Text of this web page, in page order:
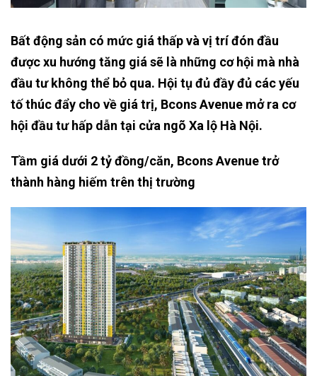
Bất động sản có mức giá thấp và vị trí đón đầu
được xu hướng tăng giá sẽ là những cơ hội mà nhà
đầu tư không thể bỏ qua. Hội tụ đủ đầy đủ các yếu
tố thúc đẩy cho về giá trị, Bcons Avenue mở ra cơ
hội đầu tư hấp dẫn tại cửa ngõ Xa lộ Hà Nội.
Tầm giá dưới 2 tỷ đồng/căn, Bcons Avenue trở
thành hàng hiếm trên thị trường